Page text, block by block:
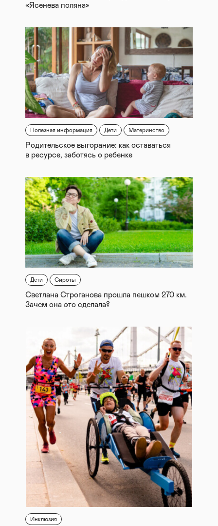
«Ясенева поляна»
Полезная информация Дети Материнство
Родительское выгорание: как оставаться
в ресурсе, заботясь о ребенке
Дети Сироты
Светлана Строганова прошла пешком 270 км.
Зачем она это сделала?
Инклюзия